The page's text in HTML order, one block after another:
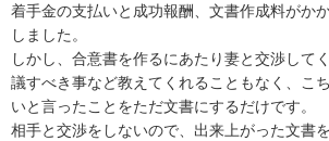
着手金の支払いと成功報酬、文書作成料がか
しました。
しかし、合意書を作るにあたり妻と交渉して
議すべき事など教えてくれることもなく、こ
いと言ったことをただ文書にするだけです。
相手と交渉をしないので、出来上がった文